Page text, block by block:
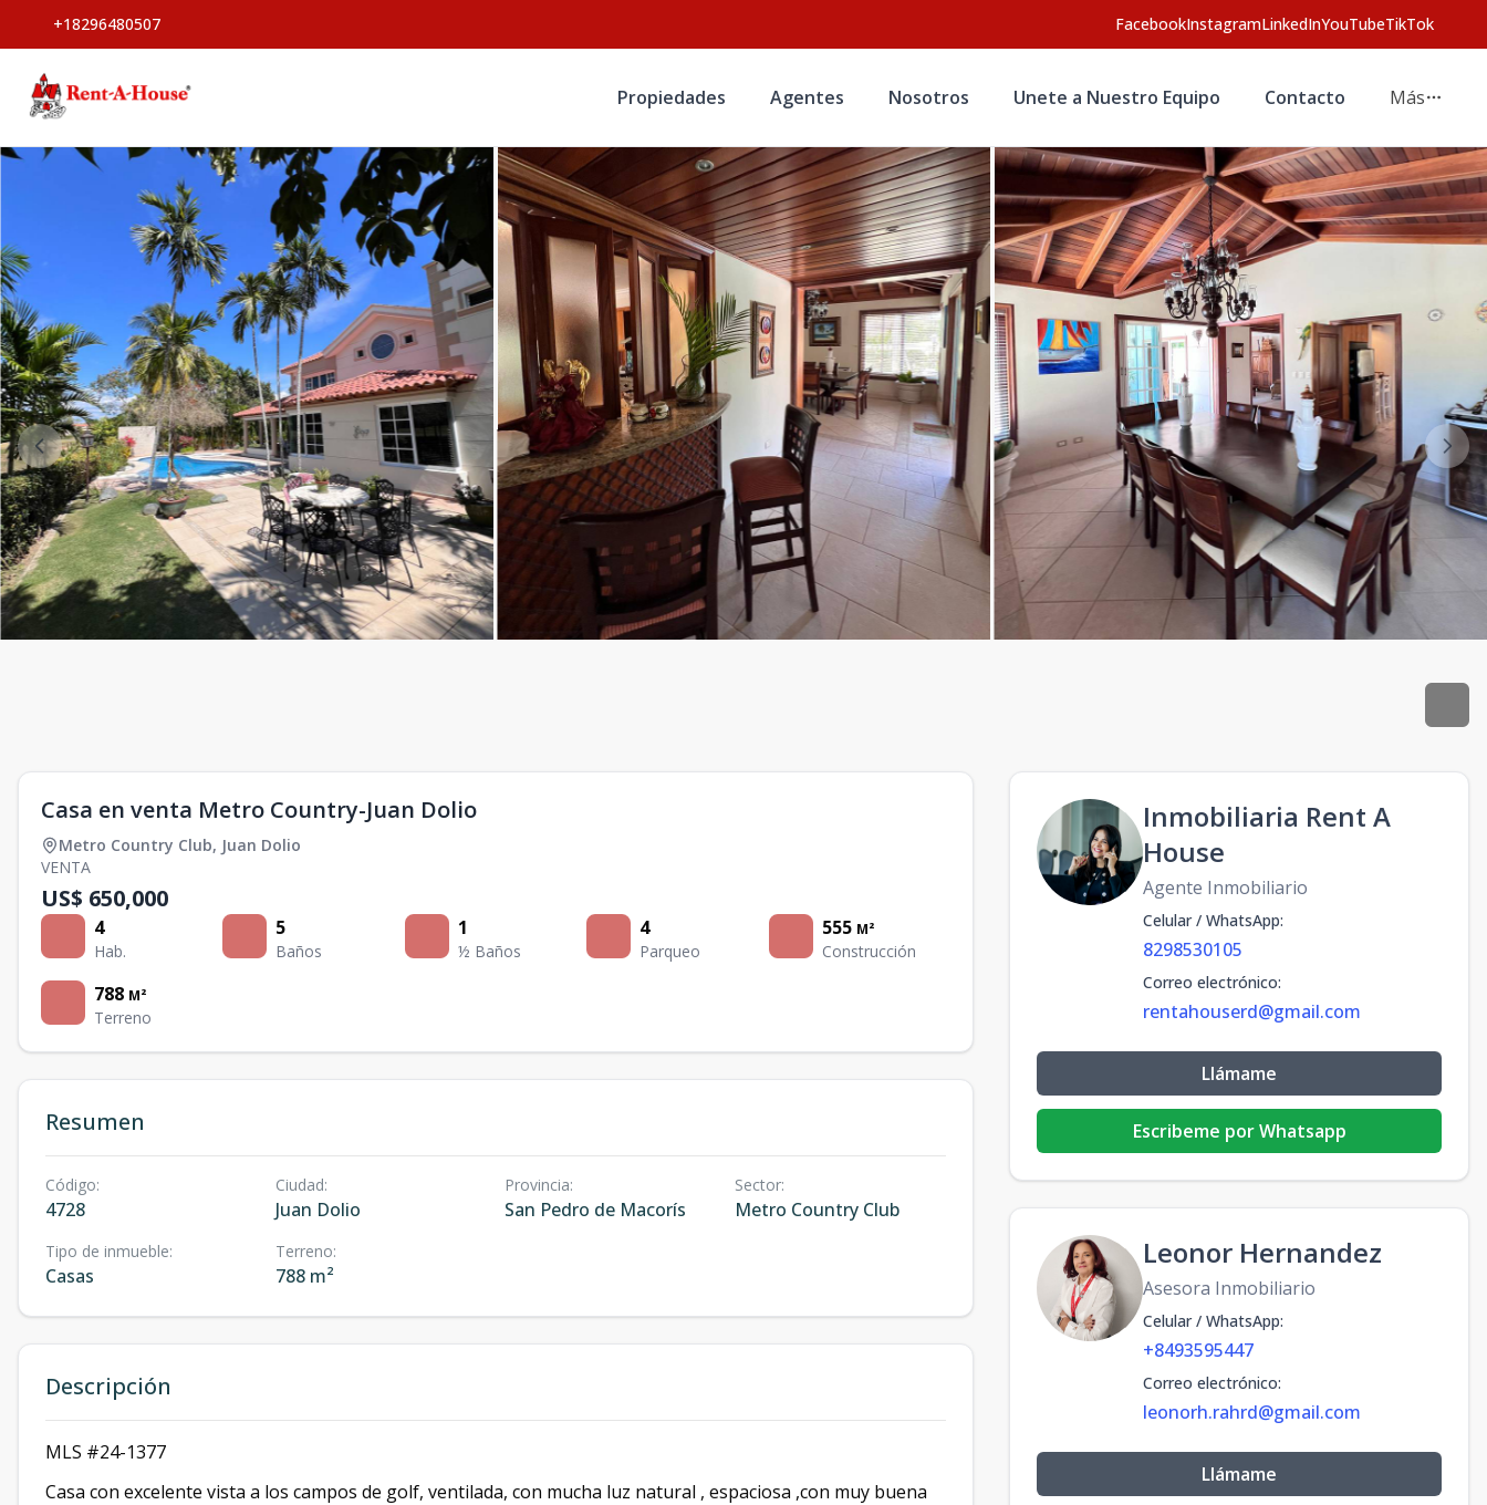
+18296480507 FacebookInstagramLinkedInYouTubeTikTok
Propiedades Agentes Nosotros Unete a Nuestro Equipo Contacto Más
Casa en venta Metro Country-Juan Dolio
Metro Country Club, Juan Dolio
VENTA
US$ 650,000
4
Hab.
5
Baños
1
½ Baños
4
Parqueo
555 M²
Construcción
788 M²
Terreno
Resumen
Código:
4728
Ciudad:
Juan Dolio
Provincia:
San Pedro de Macorís
Sector:
Metro Country Club
Tipo de inmueble:
Casas
Terreno:
788 m²
Descripción
MLS #24-1377
Casa con excelente vista a los campos de golf, ventilada, con mucha luz natural , espaciosa ,con muy buena
Inmobiliaria Rent A
House
Agente Inmobiliario
Celular / WhatsApp:
8298530105
Correo electrónico:
rentahouserd@gmail.com
Llámame
Escribeme por Whatsapp
Leonor Hernandez
Asesora Inmobiliario
Celular / WhatsApp:
+8493595447
Correo electrónico:
leonorh.rahrd@gmail.com
Llámame